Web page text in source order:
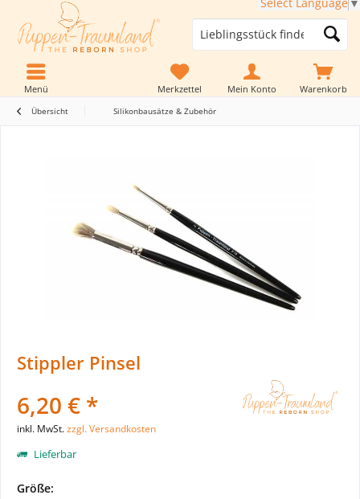
Warenkorb
Merkzettel Mein Konto
Menü
Übersicht Silikonbausätze & Zubehör
Stippler Pinsel
6,20 € *
inkl. MwSt.zzgl. Versandkosten
Lieferbar
Größe: